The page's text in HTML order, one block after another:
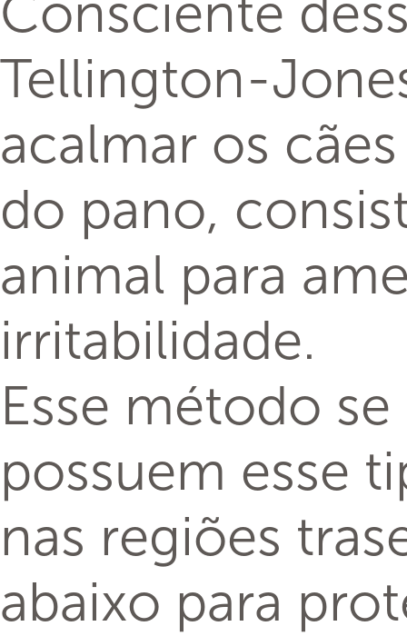
Consciente
Tellington-
acalmar os
do pano,
animal para
irritabilidade.
Esse método
possuem esse
nas regiões
abaixo para